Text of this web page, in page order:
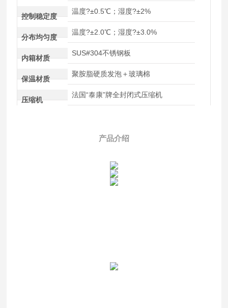
控制稳定度
温度?±0.5℃；湿度?±2%
分布均匀度
温度?±2.0℃；湿度?±3.0%
内箱材质
SUS#304不锈钢板
保温材质
聚胺脂硬质发泡＋玻璃棉
压缩机
法国“泰康”牌全封闭式压缩机
产品介绍